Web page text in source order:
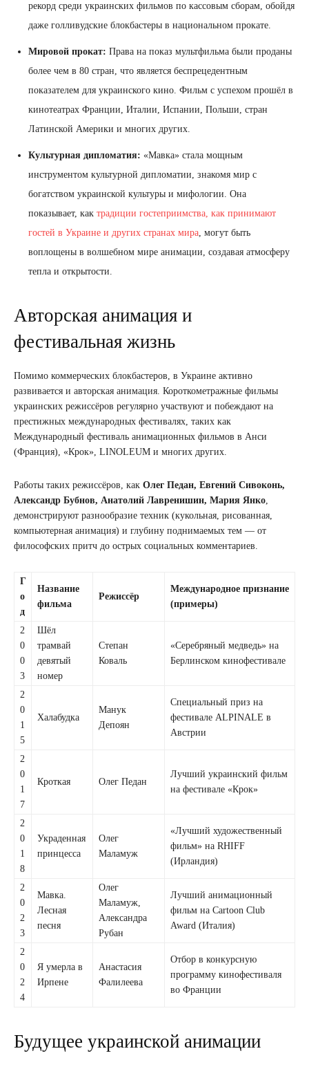
рекорд среди украинских фильмов по кассовым сборам, обойдя
даже голливудские блокбастеры в национальном прокате.
Мировой прокат: Права на показ мультфильма были проданы
более чем в 80 стран, что является беспрецедентным
показателем для украинского кино. Фильм с успехом прошёл в
кинотеатрах Франции, Италии, Испании, Польши, стран
Латинской Америки и многих других.
Культурная дипломатия: «Мавка» стала мощным
инструментом культурной дипломатии, знакомя мир с
богатством украинской культуры и мифологии. Она
показывает, как традиции гостеприимства, как принимают
гостей в Украине и других странах мира, могут быть
воплощены в волшебном мире анимации, создавая атмосферу
тепла и открытости.
Авторская анимация и
фестивальная жизнь
Помимо коммерческих блокбастеров, в Украине активно
развивается и авторская анимация. Короткометражные фильмы
украинских режиссёров регулярно участвуют и побеждают на
престижных международных фестивалях, таких как
Международный фестиваль анимационных фильмов в Анси
(Франция), «Крок», LINOLEUM и многих других.
Работы таких режиссёров, как Олег Педан, Евгений Сивоконь,
Александр Бубнов, Анатолий Лавренишин, Мария Янко,
демонстрируют разнообразие техник (кукольная, рисованная,
компьютерная анимация) и глубину поднимаемых тем — от
философских притч до острых социальных комментариев.
Г
о
д
Название
фильма
Режиссёр
Международное признание
(примеры)
2
0
0
3
Шёл
трамвай
девятый
номер
Степан
Коваль
«Серебряный медведь» на
Берлинском кинофестивале
2
0
1
5
Халабудка
Манук
Депоян
Специальный приз на
фестивале ALPINALE в
Австрии
2
0
1
7
Кроткая Олег Педан
Лучший украинский фильм
на фестивале «Крок»
2
0
1
8
Украденная
принцесса
Олег
Маламуж
«Лучший художественный
фильм» на RHIFF
(Ирландия)
2
0
2
3
Мавка.
Лесная
песня
Олег
Маламуж,
Александра
Рубан
Лучший анимационный
фильм на Cartoon Club
Award (Италия)
2
0
2
4
Я умерла в
Ирпене
Анастасия
Фалилеева
Отбор в конкурсную
программу кинофестиваля
во Франции
Будущее украинской анимации